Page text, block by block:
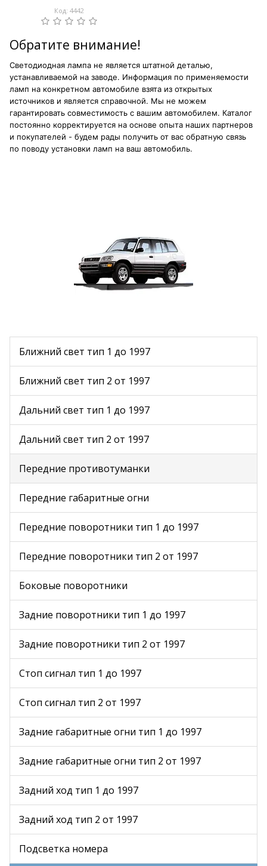
Код: 4442
Обратите внимание!
Светодиодная лампа не является штатной деталью,
устанавливаемой на заводе. Информация по применяемости
ламп на конкретном автомобиле взята из открытых
источников и является справочной. Мы не можем
гарантировать совместимость с вашим автомобилем. Каталог
постоянно корректируется на основе опыта наших партнеров
и покупателей - будем рады получить от вас обратную связь
по поводу установки ламп на ваш автомобиль.
Ближний свет тип 1 до 1997
Ближний свет тип 2 от 1997
Дальний свет тип 1 до 1997
Дальний свет тип 2 от 1997
Передние противотуманки
Передние габаритные огни
Передние поворотники тип 1 до 1997
Передние поворотники тип 2 от 1997
Боковые поворотники
Задние поворотники тип 1 до 1997
Задние поворотники тип 2 от 1997
Стоп сигнал тип 1 до 1997
Стоп сигнал тип 2 от 1997
Задние габаритные огни тип 1 до 1997
Задние габаритные огни тип 2 от 1997
Задний ход тип 1 до 1997
Задний ход тип 2 от 1997
Подсветка номера